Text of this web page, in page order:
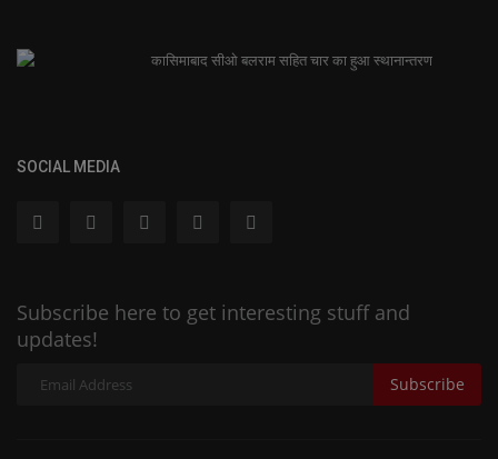
कासिमाबाद सीओ बलराम सहित चार का हुआ स्थानान्तरण
SOCIAL MEDIA
Subscribe here to get interesting stuff and
updates!
Subscribe